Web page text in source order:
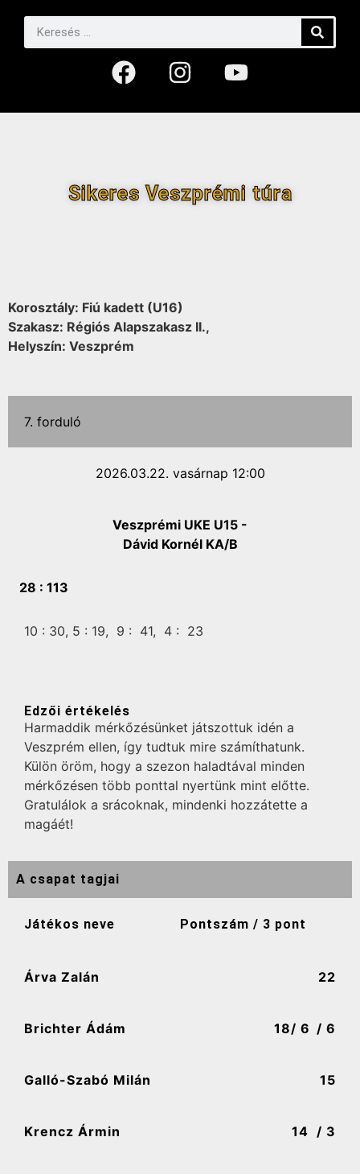
Sikeres Veszprémi túra
Korosztály: Fiú kadett (U16)
Szakasz: Régiós Alapszakasz II.,
Helyszín: Veszprém
7. forduló
2026.03.22. vasárnap 12:00
Veszprémi UKE U15 -
Dávid Kornél KA/B
28 : 113
10 : 30, 5 : 19, 9 : 41, 4 : 23
Edzői értékelés
Harmaddik mérkőzésünket játszottuk idén a
Veszprém ellen, így tudtuk mire számíthatunk.
Külön öröm, hogy a szezon haladtával minden
mérkőzésen több ponttal nyertünk mint előtte.
Gratulálok a srácoknak, mindenki hozzátette a
magáét!
A csapat tagjai
Játékos neve Pontszám / 3 pont
Árva Zalán 22
Brichter Ádám 18/ 6 / 6
Galló-Szabó Milán 15
Krencz Ármin 14 / 3